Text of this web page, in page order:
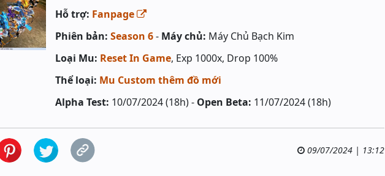
Hỗ trợ: Fanpage
Phiên bản: Season 6- Máy chủ: Máy Chủ Bạch Kim
Loại Mu: Reset In Game, Exp 1000x, Drop 100%
Thể loại: Mu Custom thêm đồ mới
Alpha Test: 10/07/2024 (18h) - Open Beta: 11/07/2024 (18h)
09/07/2024 | 13:12